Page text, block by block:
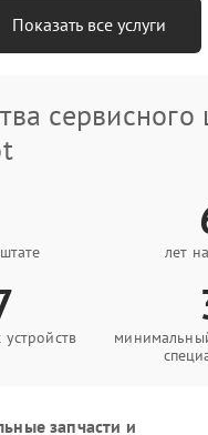
Показать все услуги
сервисного
лет
запчасти и